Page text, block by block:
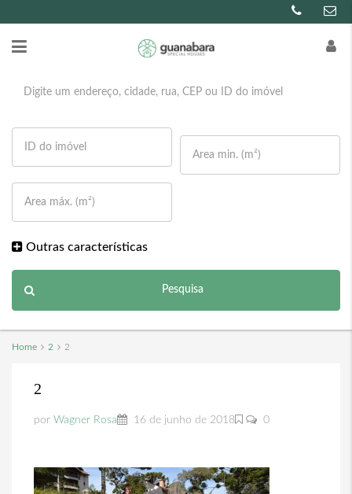
Outras características
Pesquisa
Home 2 2
2
por Wagner Rosa 16 de junho de 2018 0